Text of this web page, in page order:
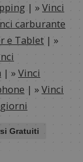
| »Vinci
carburante
e Tablet | »
| »Vinci
| »Vinci
Gratuiti